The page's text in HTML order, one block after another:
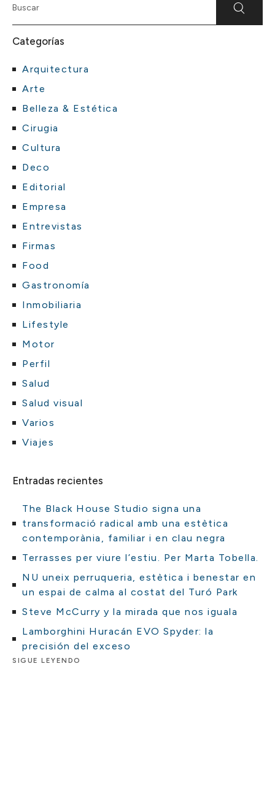
Categorías
Arquitectura
Arte
Belleza & Estética
Cirugia
Cultura
Deco
Editorial
Empresa
Entrevistas
Firmas
Food
Gastronomía
Inmobiliaria
Lifestyle
Motor
Perfil
Salud
Salud visual
Varios
Viajes
Entradas recientes
The Black House Studio signa una
transformació radical amb una estètica
contemporània, familiar i en clau negra
Terrasses per viure l’estiu. Per Marta Tobella.
NU uneix perruqueria, estètica i benestar en
un espai de calma al costat del Turó Park
Steve McCurry y la mirada que nos iguala
Lamborghini Huracán EVO Spyder: la
precisión del exceso
SIGUE LEYENDO